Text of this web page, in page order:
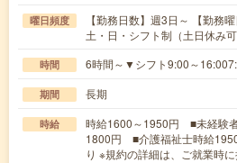
曜日頻度
【勤務日数】週3日～ 【勤務
土・日・シフト制（土日休み可
時間 6時間～▼シフト9:00～
期間 長期
時給
時給1600～1950円 ■未経験
1800円 ■介護福祉士時給
り ※規約の詳細は、ご就業時